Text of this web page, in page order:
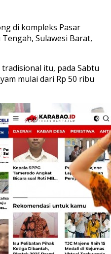
di kompleks Pasar
Sulawesi Barat,
itu, pada Sabtu
mulai dari Rp 50 ribu